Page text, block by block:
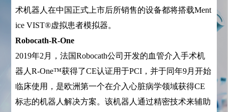
术机器人在中国正式上市后所销售的设备都将搭载Ment
ice VIST®虚拟患者模拟器。
Robocath-R-One
2019年2月，法国Robocath公司开发的血管介入手术机
器人R-One™获得了CE认证用于PCI，并于同年9月开始
临床使用，是欧洲第一个在介入心脏病学领域获得CE
标志的机器人解决方案。该机器人通过精密技术来辅助